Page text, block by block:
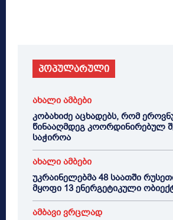
პოპულარული
ახალი ამბები
კობახიძე აცხადებს, რომ
წინააღმდეგ კოორდინირებულ
საჭიროა
ახალი ამბები
უკრაინელებმა 48 საათში
მყოფი 13 ენერგეტიკული
ამბავი ვრცლად